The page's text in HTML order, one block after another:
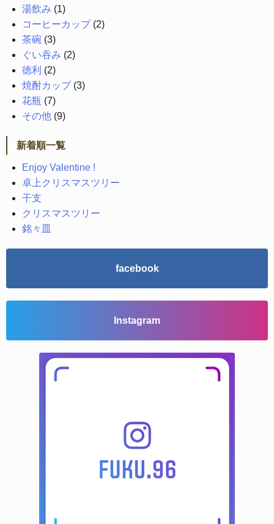
湯飲み (1)
コーヒーカップ(2)
茶碗(3)
ぐい吞み (2)
徳利 (2)
焼酎カップ(3)
花瓶(7)
その他(9)
新着順一覧
Enjoy Valentine !
卓上クリスマスツリー
干支
クリスマスツリー
銘々皿
facebook
Instagram